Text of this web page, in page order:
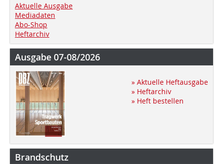
Aktuelle Ausgabe
Mediadaten
Abo-Shop
Heftarchiv
Ausgabe 07-08/2026
» Aktuelle Heftausgabe
» Heftarchiv
» Heft bestellen
Brandschutz